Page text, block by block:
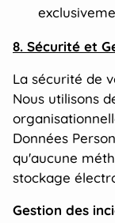
8. Sécurité et
La sécurité de
Nous utilisons
Données
qu'aucune
stockage
Gestion des